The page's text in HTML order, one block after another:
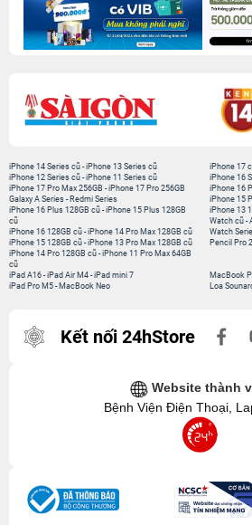
iPhone 14 Series cũ -iPhone 13 Series cũ
iPhone 12 Series cũ -iPhone 11 Series cũ
iPhone 17 Pro Max 256GB -iPhone 17 Pro 256GB
Galaxy A Series - Redmi Series
iPhone 17
iPhone 16
iPhone 16
iPhone 15
iPhone 16 Plus 128GB cũ -iPhone 15 Plus 128GB
cũ
iPhone 16 128GB cũ -iPhone 14 Pro Max 128GB cũ
iPhone 15 128GB cũ -iPhone 13 Pro Max 128GB cũ
iPhone 14 Pro 128GB cũ -iPhone 11 Pro Max 64GB
cũ
iPhone 13
Watch cũ-
Watch
Pencil Pro
iPad A16 -iPad Air M4 -iPad mini 7
iPad Pro M5 - MacBook Neo
MacBook
Loa
Kết nối 24hStore
Website thành
Bệnh Viện Điện Thoại,